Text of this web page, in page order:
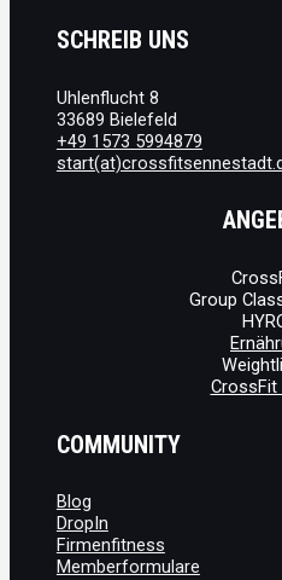
SCHREIB UNS
Uhlenflucht 8
33689 Bielefeld
+49 1573 5994879
Group
CrossFit
COMMUNITY
Blog
DropIn
Firmenfitness
Memberformulare